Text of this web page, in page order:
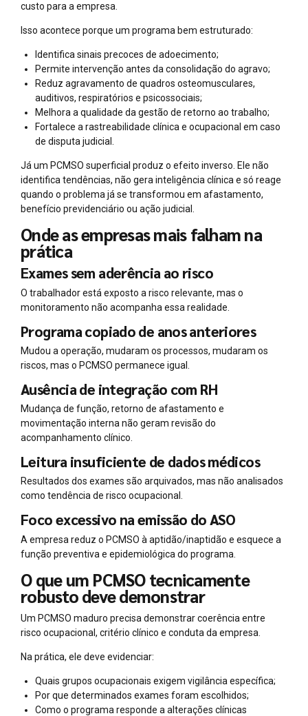
custo para a empresa.
Isso acontece porque um programa bem estruturado:
Identifica sinais precoces de adoecimento;
Permite intervenção antes da consolidação do agravo;
Reduz agravamento de quadros osteomusculares,
auditivos, respiratórios e psicossociais;
Melhora a qualidade da gestão de retorno ao trabalho;
Fortalece a rastreabilidade clínica e ocupacional em caso
de disputa judicial.
Já um PCMSO superficial produz o efeito inverso. Ele não
identifica tendências, não gera inteligência clínica e só reage
quando o problema já se transformou em afastamento,
benefício previdenciário ou ação judicial.
Onde as empresas mais falham na
prática
Exames sem aderência ao risco
O trabalhador está exposto a risco relevante, mas o
monitoramento não acompanha essa realidade.
Programa copiado de anos anteriores
Mudou a operação, mudaram os processos, mudaram os
riscos, mas o PCMSO permanece igual.
Ausência de integração com RH
Mudança de função, retorno de afastamento e
movimentação interna não geram revisão do
acompanhamento clínico.
Leitura insuficiente de dados médicos
Resultados dos exames são arquivados, mas não analisados
como tendência de risco ocupacional.
Foco excessivo na emissão do ASO
A empresa reduz o PCMSO à aptidão/inaptidão e esquece a
função preventiva e epidemiológica do programa.
O que um PCMSO tecnicamente
robusto deve demonstrar
Um PCMSO maduro precisa demonstrar coerência entre
risco ocupacional, critério clínico e conduta da empresa.
Na prática, ele deve evidenciar:
Quais grupos ocupacionais exigem vigilância específica;
Por que determinados exames foram escolhidos;
Como o programa responde a alterações clínicas